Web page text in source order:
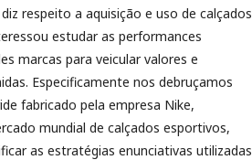
respeito a aquisição e uso de calçados
estudar as performances
marcas para veicular valores e
Especificamente nos debruçamos
fabricado pela empresa Nike,
mundial de calçados esportivos,
as estratégias enunciativas utilizadas